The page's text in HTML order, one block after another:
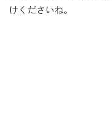
けくださいね。